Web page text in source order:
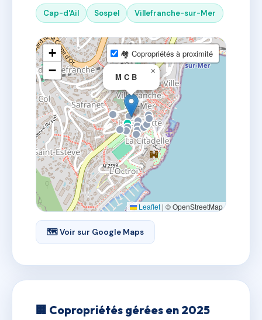
Cap-d'Ail Sospel Villefranche-sur-Mer
M C B
×
+
−
🏘 Copropriétés à proximité
Leaflet | © OpenStreetMap
🗺 Voir sur Google Maps
🏢 Copropriétés gérées en 2025